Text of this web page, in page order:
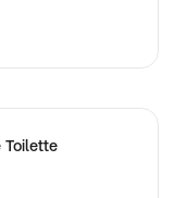
Toilette